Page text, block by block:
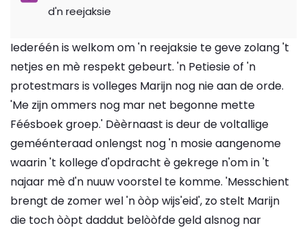
d'n reejaksie
Iederéén is welkom om 'n reejaksie te geve zolang 't
netjes en mè respekt gebeurt. 'n Petiesie of 'n
protestmars is volleges Marijn nog nie aan de orde.
'Me zijn ommers nog mar net begonne mette
Féésboek groep.' Dèèrnaast is deur de voltallige
geméénteraad onlengst nog 'n mosie aangenome
waarin 't kollege d'opdracht è gekrege n'om in 't
najaar mè d'n nuuw voorstel te komme. 'Messchient
brengt de zomer wel 'n òòp wijs'eid', zo stelt Marijn
die toch òòpt daddut belòòfde geld alsnog nar